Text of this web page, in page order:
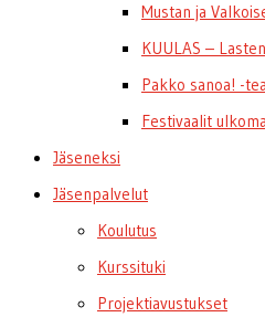
Mustan ja
KUULAS –
Pakko sanoa! -
Festivaalit
Jäseneksi
Jäsenpalvelut
Koulutus
Kurssituki
Projektiavustukset